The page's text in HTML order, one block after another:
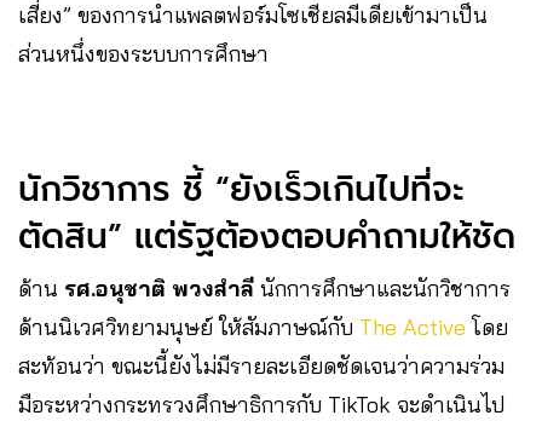
เสี่ยง” ของการนำแพลตฟอร์มโซเชียลมีเดียเข้ามาเป็น
ส่วนหนึ่งของระบบการศึกษา
นักวิชาการ ชี้ “ยังเร็วเกินไปที่จะ
ตัดสิน” แต่รัฐต้องตอบคำถามให้ชัด
ด้าน รศ.อนุชาติ พวงสำลี นักการศึกษาและนักวิชาการ
ด้านนิเวศวิทยามนุษย์ ให้สัมภาษณ์กับ The Active โดย
สะท้อนว่า ขณะนี้ยังไม่มีรายละเอียดชัดเจนว่าความร่วม
มือระหว่างกระทรวงศึกษาธิการกับ TikTok จะดำเนินไป